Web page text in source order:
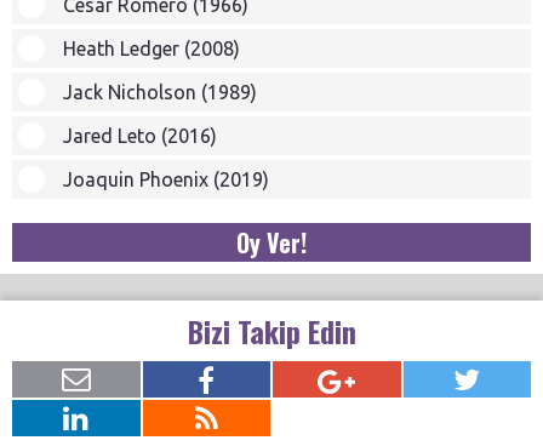
Cesar Romero (1966)
Heath Ledger (2008)
Jack Nicholson (1989)
Jared Leto (2016)
Joaquin Phoenix (2019)
Oy Ver!
Bizi Takip Edin